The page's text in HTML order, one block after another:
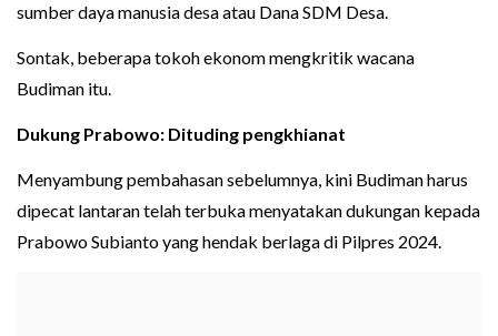
sumber daya manusia desa atau Dana SDM Desa.
Sontak, beberapa tokoh ekonom mengkritik wacana
Budiman itu.
Dukung Prabowo: Dituding pengkhianat
Menyambung pembahasan sebelumnya, kini Budiman harus
dipecat lantaran telah terbuka menyatakan dukungan kepada
Prabowo Subianto yang hendak berlaga di Pilpres 2024.